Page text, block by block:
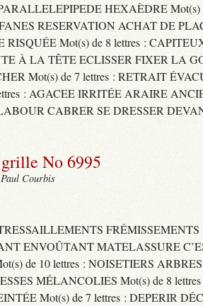
HEXAÈDRE Mot(s)
RESERVATION ACHAT DE
RISQUÉE Mot(s) de 8 lettres :
À LA TÊTE ECLISSER FIXER LA
Mot(s) de 7 lettres : RETRAIT
: AGACEE IRRITÉE ARAIRE
CABRER SE DRESSER
No 6995
Courbis
FRÉMISSEMENTS
ENVOÛTANT MATELASSURE
de 10 lettres : NOISETIERS
MÉLANCOLIES Mot(s) de 8
Mot(s) de 7 lettres : DEPERIR